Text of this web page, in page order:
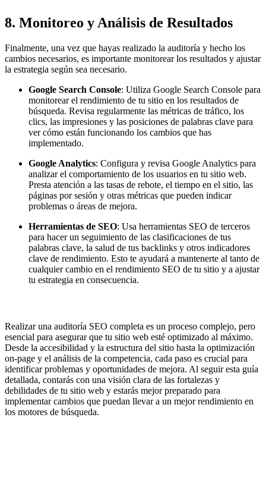
8. Monitoreo y Análisis de Resultados
Finalmente, una vez que hayas realizado la auditoría y hecho los
cambios necesarios, es importante monitorear los resultados y ajustar
la estrategia según sea necesario.
Google Search Console: Utiliza Google Search Console para
monitorear el rendimiento de tu sitio en los resultados de
búsqueda. Revisa regularmente las métricas de tráfico, los
clics, las impresiones y las posiciones de palabras clave para
ver cómo están funcionando los cambios que has
implementado.
Google Analytics: Configura y revisa Google Analytics para
analizar el comportamiento de los usuarios en tu sitio web.
Presta atención a las tasas de rebote, el tiempo en el sitio, las
páginas por sesión y otras métricas que pueden indicar
problemas o áreas de mejora.
Herramientas de SEO: Usa herramientas SEO de terceros
para hacer un seguimiento de las clasificaciones de tus
palabras clave, la salud de tus backlinks y otros indicadores
clave de rendimiento. Esto te ayudará a mantenerte al tanto de
cualquier cambio en el rendimiento SEO de tu sitio y a ajustar
tu estrategia en consecuencia.
Realizar una auditoría SEO completa es un proceso complejo, pero
esencial para asegurar que tu sitio web esté optimizado al máximo.
Desde la accesibilidad y la estructura del sitio hasta la optimización
on-page y el análisis de la competencia, cada paso es crucial para
identificar problemas y oportunidades de mejora. Al seguir esta guía
detallada, contarás con una visión clara de las fortalezas y
debilidades de tu sitio web y estarás mejor preparado para
implementar cambios que puedan llevar a un mejor rendimiento en
los motores de búsqueda.